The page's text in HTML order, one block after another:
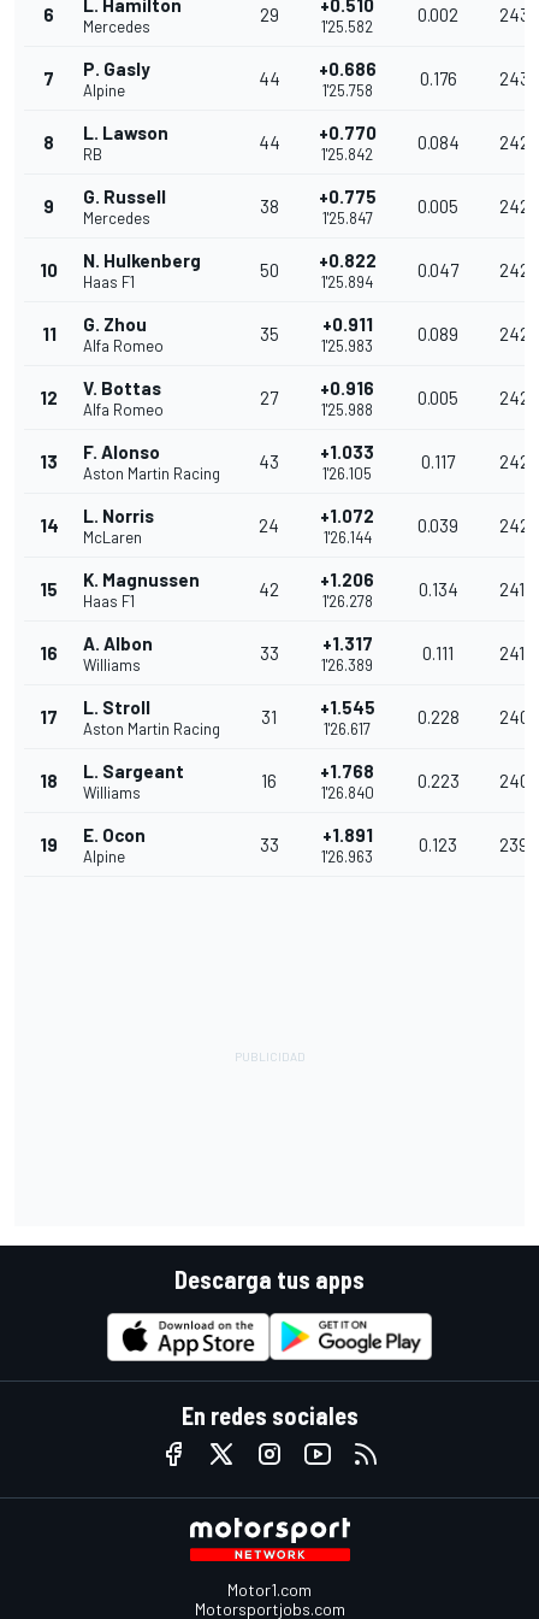
6 L. Hamilton
Mercedes
29 +0.510
1'25.582
0.002
7 P. Gasly
Alpine
44 +0.686
1'25.758
0.176
8 L. Lawson
RB
44 +0.770
1'25.842
0.084
9 G. Russell
Mercedes
38 +0.775
1'25.847
0.005
10 N. Hulkenberg
Haas F1
50 +0.822
1'25.894
0.047
11 G. Zhou
Alfa Romeo
35 +0.911
1'25.983
0.089
12 V. Bottas
Alfa Romeo
27 +0.916
1'25.988
0.005
13 F. Alonso
Aston Martin Racing
43 +1.033
1'26.105
0.117
14 L. Norris
McLaren
24 +1.072
1'26.144
0.039
15 K. Magnussen
Haas F1
42 +1.206
1'26.278
0.134
16 A. Albon
Williams
33 +1.317
1'26.389
0.111
17 L. Stroll
Aston Martin Racing
31 +1.545
1'26.617
0.228
18 L. Sargeant
Williams
16 +1.768
1'26.840
0.223
19 E. Ocon
Alpine
33 +1.891
1'26.963
0.123
Descarga tus apps
En redes sociales
Motor1.com
Motorsportjobs.com